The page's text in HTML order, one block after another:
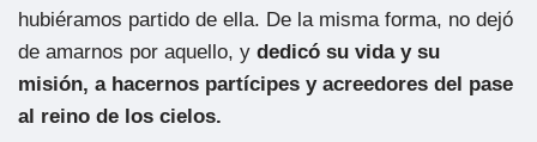
hubiéramos partido de ella. De la misma forma, no dejó
de amarnos por aquello, y dedicó su vida y su
misión, a hacernos partícipes y acreedores del pase
al reino de los cielos.